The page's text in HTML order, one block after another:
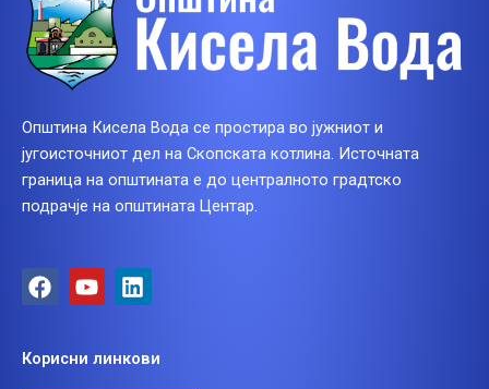
Општина Кисела Вода се простира во јужниот и
југоисточниот дел на Скопската котлина. Источната
граница на општината е до централното градтско
подрачје на општината Центар.
F
a
b
Y
o
u
L
i
e
Корисни линкови